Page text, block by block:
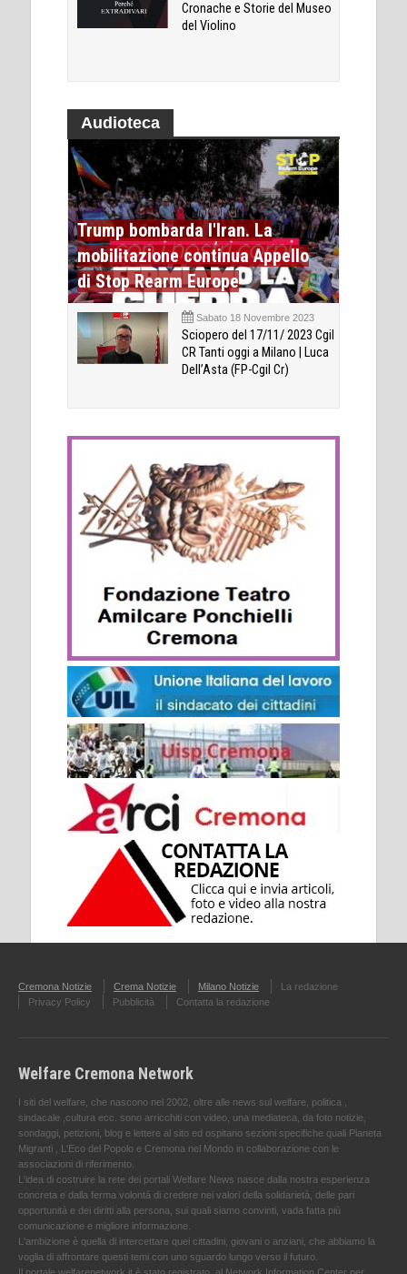
Cronache e Storie del Museo
del Violino
Audioteca
Trump bombarda l'Iran. La
mobilitazione continua Appello
di Stop Rearm Europe
Sabato 18 Novembre 2023
Sciopero del 17/11/ 2023 Cgil
CR Tanti oggi a Milano | Luca
Dell’Asta (FP-Cgil Cr)
Cremona Notizie Crema Notizie Milano Notizie
La redazione
Privacy Policy
Pubblicità Contatta la redazione
Welfare Cremona Network
I siti del welfare, che nascono nel 2002, oltre alle news sul welfare, politica ,
sindacale ,cultura ecc. sono arricchiti con video, una mediateca, da foto notizie,
sondaggi, petizioni, blog e lettere al sito ed ospitano sezioni specifiche quali Pianeta
Migranti , L'Eco del Popolo e Cremona nel Mondo in collaborazione con le
associazioni di riferimento.
L'idea di costruire la rete dei portali Welfare News nasce dalla nostra esperienza
concreta e dalla ferma volontà di credere nei valori della solidarietà, delle pari
opportunità e dei diritti alla persona, sui quali siamo convinti, vada fatta più
comunicazione e migliore informazione.
L'ambizione è quella di intercettare quei cittadini, giovani o anziani, che abbiamo la
voglia di affrontare questi temi con uno sguardo lungo verso il futuro.
Il portale welfarenetwork.it è stato registrato, al Network Information Center per